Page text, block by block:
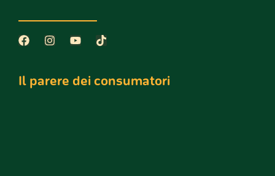
Il parere dei consumatori